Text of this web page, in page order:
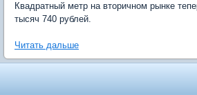
Квадратный метр на вторичном рынке
тысяч 740 рублей.
Читать дальше